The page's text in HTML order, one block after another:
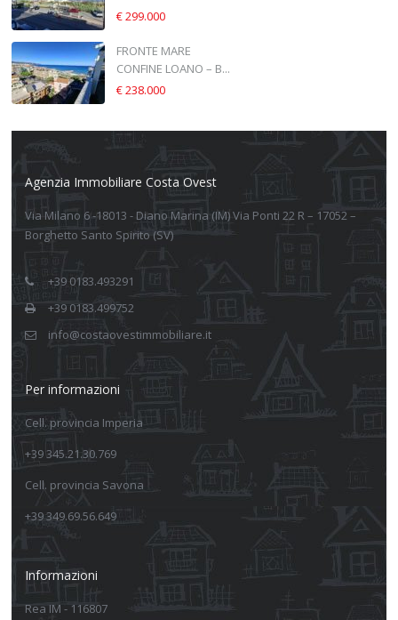
€ 299.000
FRONTE MARE
CONFINE LOANO – B...
€ 238.000
Agenzia Immobiliare Costa Ovest
Via Milano 6 -18013 - Diano Marina (IM) Via Ponti 22 R – 17052 –
Borghetto Santo Spirito (SV)
+39 0183.493291
+39 0183.499752
info@costaovestimmobiliare.it
Per informazioni
Cell. provincia Imperia
+39 345.21.30.769
Cell. provincia Savona
+39 349.69.56.649
Informazioni
Rea IM - 116807